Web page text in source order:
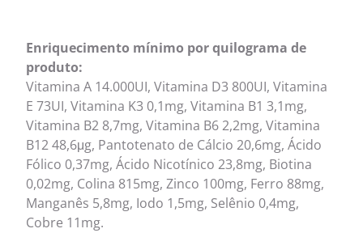
Enriquecimento mínimo por quilograma de
produto:
Vitamina A 14.000UI, Vitamina D3 800UI, Vitamina
E 73UI, Vitamina K3 0,1mg, Vitamina B1 3,1mg,
Vitamina B2 8,7mg, Vitamina B6 2,2mg, Vitamina
B12 48,6μg, Pantotenato de Cálcio 20,6mg, Ácido
Fólico 0,37mg, Ácido Nicotínico 23,8mg, Biotina
0,02mg, Colina 815mg, Zinco 100mg, Ferro 88mg,
Manganês 5,8mg, Iodo 1,5mg, Selênio 0,4mg,
Cobre 11mg.